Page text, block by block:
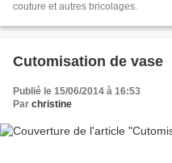
couture et autres bricolages.
Cutomisation de vase
Publié le 15/06/2014 à 16:53
Par christine